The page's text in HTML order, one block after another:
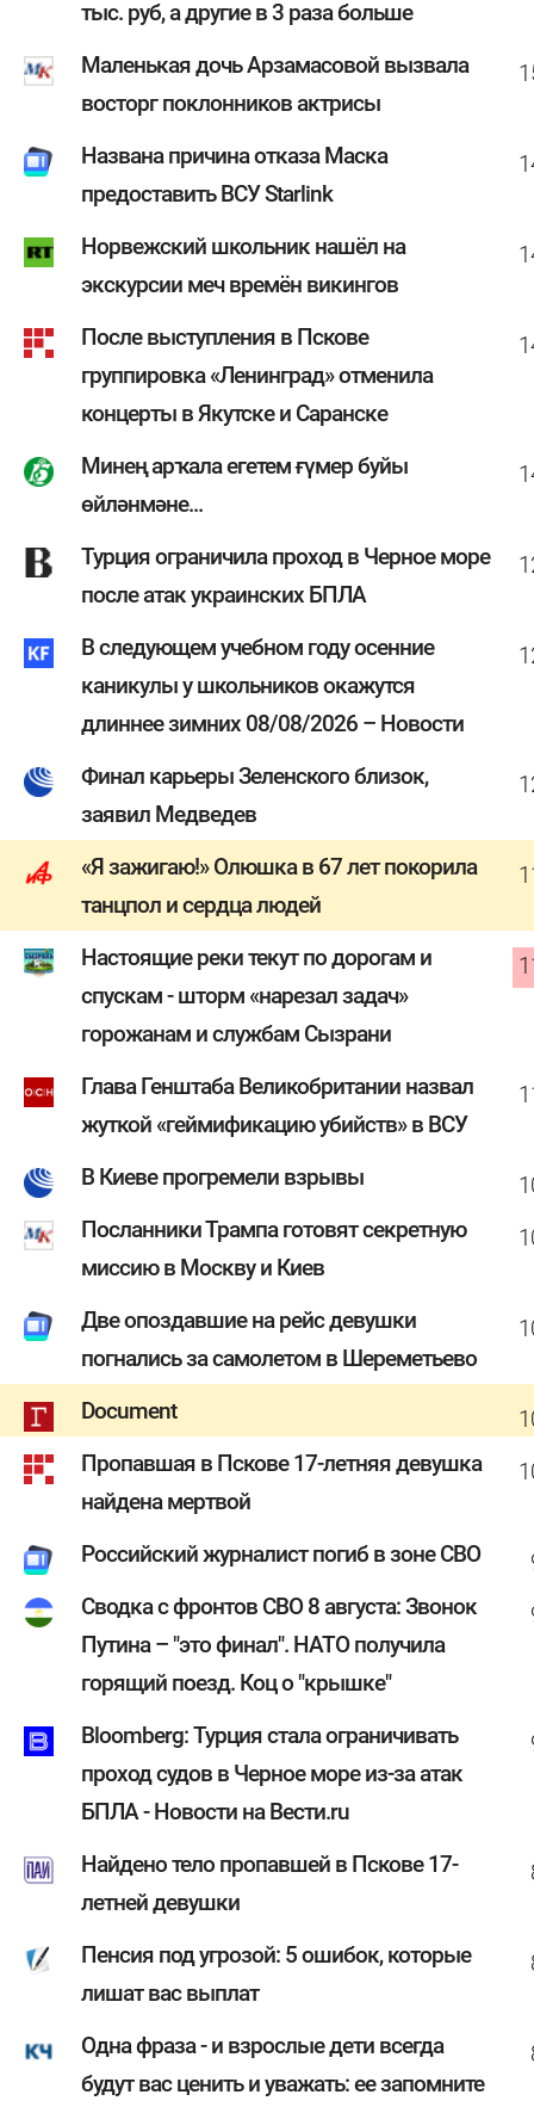
тыс. руб, а другие в 3 раза больше
Маленькая дочь Арзамасовой вызвала
восторг поклонников актрисы
Названа причина отказа Маска
предоставить ВСУ Starlink
Норвежский школьник нашёл на
экскурсии меч времён викингов
После выступления в Пскове
группировка «Ленинград» отменила
концерты в Якутске и Саранске
Минең арҡала егетем ғүмер буйы
өйләнмәне...
Турция ограничила проход в Черное море
после атак украинских БПЛА
В следующем учебном году осенние
каникулы у школьников окажутся
длиннее зимних 08/08/2026 – Новости
Финал карьеры Зеленского близок,
заявил Медведев
«Я зажигаю!» Олюшка в 67 лет покорила
танцпол и сердца людей
Настоящие реки текут по дорогам и
спускам - шторм «нарезал задач»
горожанам и службам Сызрани
Глава Генштаба Великобритании назвал
жуткой «геймификацию убийств» в ВСУ
В Киеве прогремели взрывы
Посланники Трампа готовят секретную
миссию в Москву и Киев
Две опоздавшие на рейс девушки
погнались за самолетом в Шереметьево
Document
Пропавшая в Пскове 17-летняя девушка
найдена мертвой
Российский журналист погиб в зоне СВО
Сводка с фронтов СВО 8 августа: Звонок
Путина – "это финал". НАТО получила
горящий поезд. Коц о "крышке"
Bloomberg: Турция стала ограничивать
проход судов в Черное море из-за атак
БПЛА - Новости на Вести.ru
Найдено тело пропавшей в Пскове 17-
летней девушки
Пенсия под угрозой: 5 ошибок, которые
лишат вас выплат
Одна фраза - и взрослые дети всегда
будут вас ценить и уважать: ее запомните